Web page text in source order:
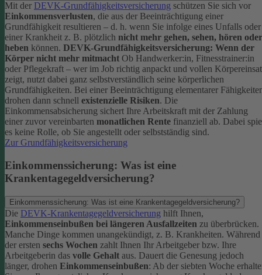
Mit der DEVK-Grundfähigkeitsversicherung schützen Sie sich vor
Einkommensverlusten, die aus der Beeinträchtigung einer
Grundfähigkeit resultieren – d. h. wenn Sie infolge eines Unfalls oder
einer Krankheit z. B. plötzlich nicht mehr gehen, sehen, hören oder
heben können. DEVK-Grundfähigkeitsversicherung: Wenn der
Körper nicht mehr mitmacht Ob Handwerker:in, Fitnesstrainer:in
oder Pflegekraft – wer im Job richtig anpackt und vollen
zeigt, nutzt dabei ganz selbstverständlich seine körperlichen
Grundfähigkeiten. Bei einer Beeinträchtigung elementarer
drohen dann schnell existenzielle Risiken. Die
Einkommensabsicherung sichert Ihre Arbeitskraft mit der Zahlung
einer zuvor vereinbarten monatlichen Rente finanziell ab. Dabei
es keine Rolle, ob Sie angestellt oder selbstständig sind.
Zur Grundfähigkeitsversicherung
Einkommenssicherung: Was ist eine
Krankentagegeldversicherung?
Einkommenssicherung: Was ist eine Krankentagegeldversicherung?
Die DEVK-Krankentagegeldversicherung hilft Ihnen,
Einkommenseinbußen bei längeren Ausfallzeiten zu überbrücken.
Manche Dinge kommen unangekündigt, z. B. Krankheiten. Während
der ersten sechs Wochen zahlt Ihnen Ihr Arbeitgeber bzw. Ihre
Arbeitgeberin das volle Gehalt aus. Dauert die Genesung jedoch
länger, drohen Einkommenseinbußen: Ab der siebten Woche